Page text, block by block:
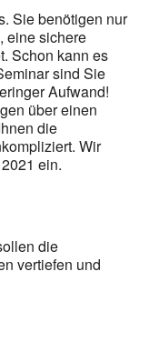
Sie benötigen nur
eine sichere
Schon kann es
sind Sie
Aufwand!
über einen
die
Wir
ein.
die
vertiefen und